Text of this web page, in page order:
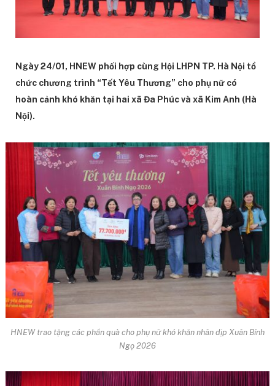
Ngày 24/01, HNEW phối hợp cùng Hội LHPN TP. Hà Nội tổ
chức chương trình “Tết Yêu Thương” cho phụ nữ có
hoàn cảnh khó khăn tại hai xã Đa Phúc và xã Kim Anh (Hà
Nội).
HNEW trao tặng các phần quà cho phụ nữ khó khăn nhân dịp Xuân Bính
Ngọ 2026